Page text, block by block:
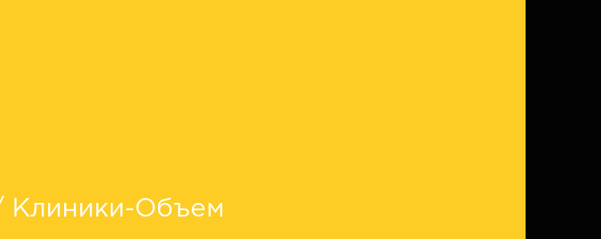
Клиники-Объем